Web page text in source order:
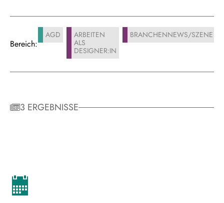
Bereich:
AGD
ARBEITEN
ALS
DESIGNER:IN
BRANCHENNEWS/SZENE
3 ERGEBNISSE